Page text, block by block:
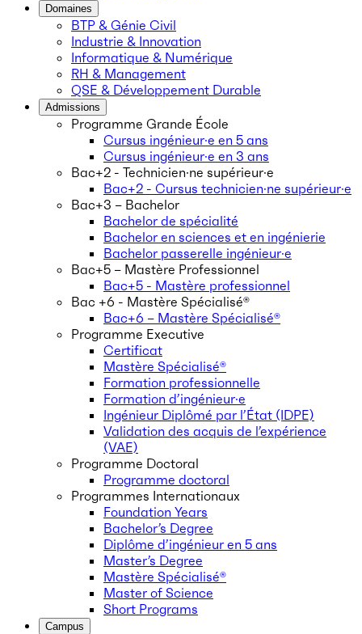
Domaines
BTP & Génie Civil
Industrie & Innovation
Informatique & Numérique
RH & Management
QSE & Développement Durable
Admissions
Programme Grande École
Cursus ingénieur·e en 5 ans
Cursus ingénieur·e en 3 ans
Bac+2 - Technicien·ne supérieur·e
Bac+2 - Cursus technicien·ne supérieur·e
Bac+3 – Bachelor
Bachelor de spécialité
Bachelor en sciences et en ingénierie
Bachelor passerelle ingénieur·e
Bac+5 – Mastère Professionnel
Bac+5 - Mastère professionnel
Bac +6 - Mastère Spécialisé®
Bac+6 – Mastère Spécialisé®
Programme Executive
Certificat
Mastère Spécialisé®
Formation professionnelle
Formation d’ingénieur·e
Ingénieur Diplômé par l’État (IDPE)
Validation des acquis de l’expérience
(VAE)
Programme Doctoral
Programme doctoral
Programmes Internationaux
Foundation Years
Bachelor’s Degree
Diplôme d’ingénieur en 5 ans
Master’s Degree
Mastère Spécialisé®
Master of Science
Short Programs
Campus